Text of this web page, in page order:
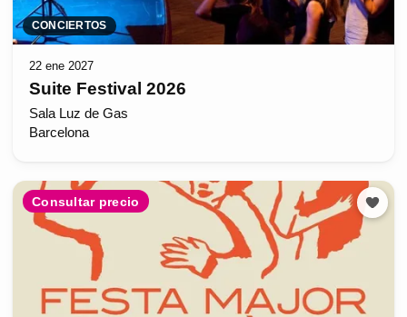
CONCIERTOS
22 ene 2027
Suite Festival 2026
Sala Luz de Gas
Barcelona
Consultar precio